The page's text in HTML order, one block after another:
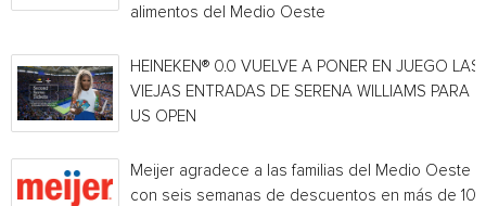
alimentos del Medio Oeste
HEINEKEN® 0.0 VUELVE A PONER EN JUEGO LAS
VIEJAS ENTRADAS DE SERENA WILLIAMS PARA
US OPEN
Meijer agradece a las familias del Medio Oeste
con seis semanas de descuentos en más de